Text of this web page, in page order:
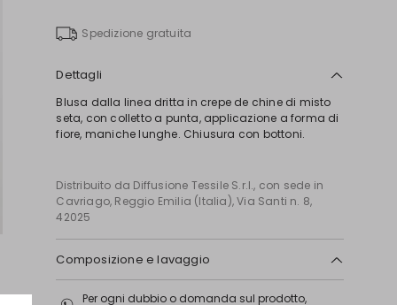
Spedizione gratuita
Dettagli
Blusa dalla linea dritta in crepe de chine di misto
seta, con colletto a punta, applicazione a forma di
fiore, maniche lunghe. Chiusura con bottoni.
Distribuito da Diffusione Tessile S.r.l., con sede in
Cavriago, Reggio Emilia (Italia), Via Santi n. 8,
42025
Composizione e lavaggio
Per ogni dubbio o domanda sul prodotto,